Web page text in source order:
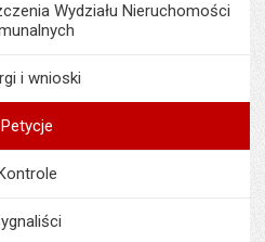
Wydziału Nieruchomości
i wnioski
Petycje